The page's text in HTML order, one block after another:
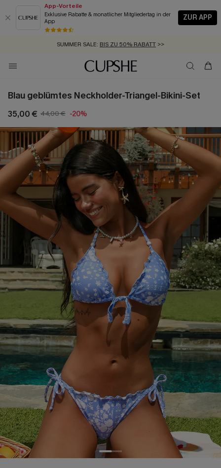
App-Vorteile
Exklusive Rabatte & monatlicher Mitgliedertag in der
App
ZUR APP
GRATIS MASSBAND MIT JEDEM SCHNELLVERSAND-ARTIKEL >>
SUMMER SALE: BIS ZU 50% RABATT >>
ZUM NEWSLETTER:BIS ZU -20% EXTRA ERHALTEN
KOSTENLOSER VERSAND AB 89 €
Blau geblümtes Neckholder-Triangel-Bikini-Set
35,00 € 44,00 € -20%